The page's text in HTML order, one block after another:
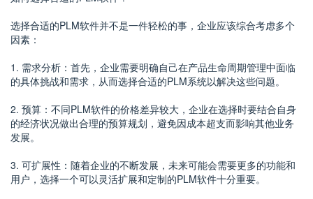
选择合适的PLM软件并不是一件轻松的事，企业应该综合考虑多个
因素：
1. 需求分析：首先，企业需要明确自己在产品生命周期管理中面临
的具体挑战和需求，从而选择合适的PLM系统以解决这些问题。
2. 预算：不同PLM软件的价格差异较大，企业在选择时要结合自身
的经济状况做出合理的预算规划，避免因成本超支而影响其他业务
发展。
3. 可扩展性：随着企业的不断发展，未来可能会需要更多的功能和
用户，选择一个可以灵活扩展和定制的PLM软件十分重要。